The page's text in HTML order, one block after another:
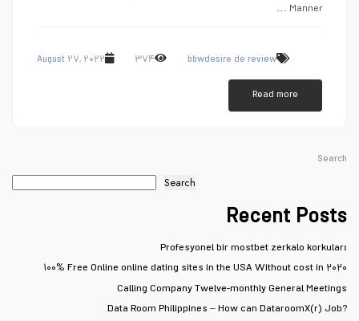
Manner …
August ۲۷, ۲۰۲۲ ۳۷۴ bbwdesire de review
Read more
Search
Search
Recent Posts
Profesyonel bir mostbet zerkalo korkuları
۱۰۰% Free Online online dating sites in the USA Without cost in ۲۰۲۰
Calling Company Twelve-monthly General Meetings
Data Room Philippines – How can DataroomX(r) Job?